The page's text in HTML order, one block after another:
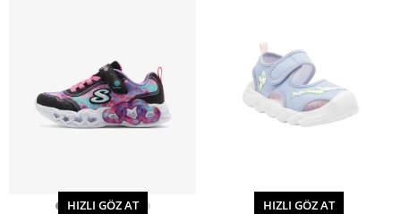
HIZLI GÖZ AT HIZLI GÖZ AT